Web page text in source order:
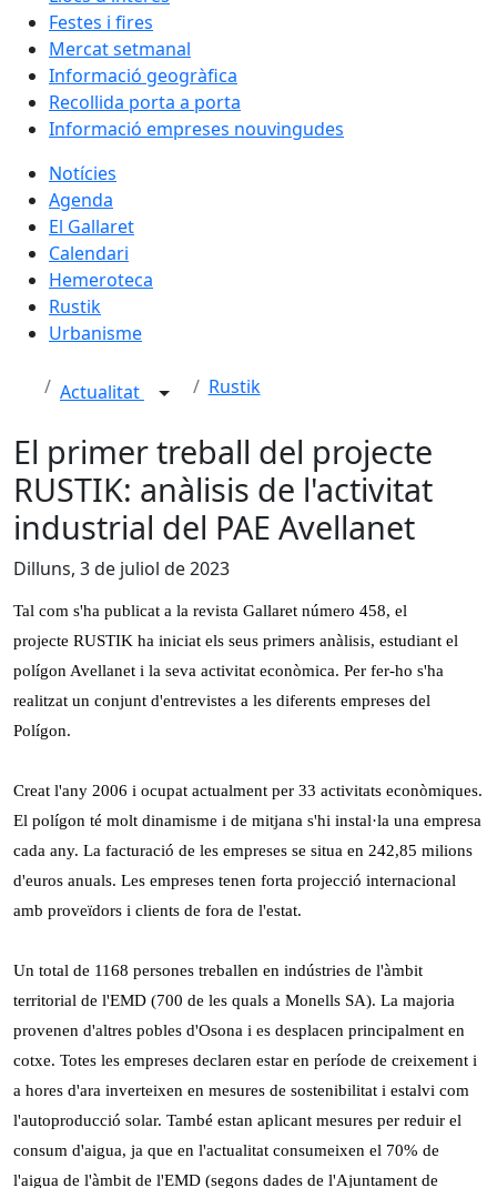
Festes i fires
Mercat setmanal
Informació geogràfica
Recollida porta a porta
Informació empreses nouvingudes
Notícies
Agenda
El Gallaret
Calendari
Hemeroteca
Rustik
Urbanisme
Actualitat Rustik
El primer treball del projecte
RUSTIK: anàlisis de l'activitat
industrial del PAE Avellanet
Dilluns, 3 de juliol de 2023
Tal com s'ha publicat a la revista Gallaret número 458, el
projecte RUSTIK ha iniciat els seus primers anàlisis, estudiant el
polígon Avellanet i la seva activitat econòmica. Per fer-ho s'ha
realitzat un conjunt d'entrevistes a les diferents empreses del
Polígon.
Creat l'any 2006 i ocupat actualment per 33 activitats econòmiques.
El polígon té molt dinamisme i de mitjana s'hi instal·la una empresa
cada any. La facturació de les empreses se situa en 242,85 milions
d'euros anuals. Les empreses tenen forta projecció internacional
amb proveïdors i clients de fora de l'estat.
Un total de 1168 persones treballen en indústries de l'àmbit
territorial de l'EMD (700 de les quals a Monells SA). La majoria
provenen d'altres pobles d'Osona i es desplacen principalment en
cotxe. Totes les empreses declaren estar en període de creixement i
a hores d'ara inverteixen en mesures de sostenibilitat i estalvi com
l'autoproducció solar. També estan aplicant mesures per reduir el
consum d'aigua, ja que en l'actualitat consumeixen el 70% de
l'aigua de l'àmbit de l'EMD (segons dades de l'Ajuntament de